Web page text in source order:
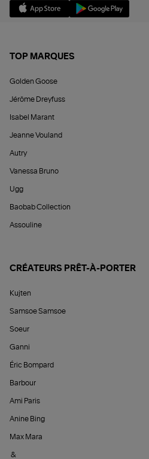
TOP MARQUES
Golden Goose
Jérôme Dreyfuss
Isabel Marant
Jeanne Vouland
Autry
Vanessa Bruno
Ugg
Baobab Collection
Assouline
CRÉATEURS PRÊT-À-PORTER
Kujten
Samsoe Samsoe
Soeur
Ganni
Éric Bompard
Barbour
Ami Paris
Anine Bing
Max Mara
&